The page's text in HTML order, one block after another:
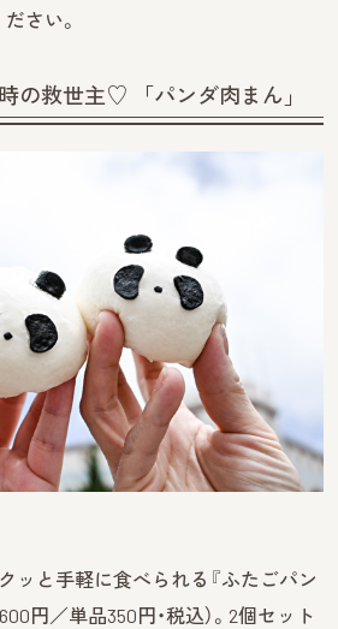
さい。
の救世主♡ 「パンダ肉まん」
ッと手軽に食べられる『ふたごパン
円／単品350円・税込）。2個セット